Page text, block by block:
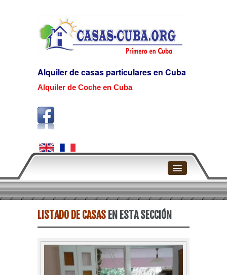
Alquiler de casas particulares en Cuba
Alquiler de Coche en Cuba
Home
La Habana
Playa Habana
Pinar del Río
LISTADO DE CASAS EN ESTA SECCIÓN